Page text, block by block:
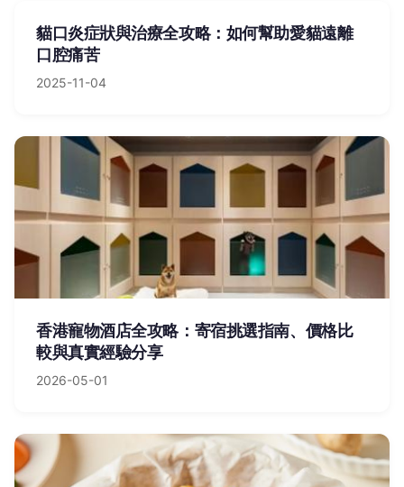
貓口炎症狀與治療全攻略：如何幫助愛貓遠離
口腔痛苦
2025-11-04
香港寵物酒店全攻略：寄宿挑選指南、價格比
較與真實經驗分享
2026-05-01